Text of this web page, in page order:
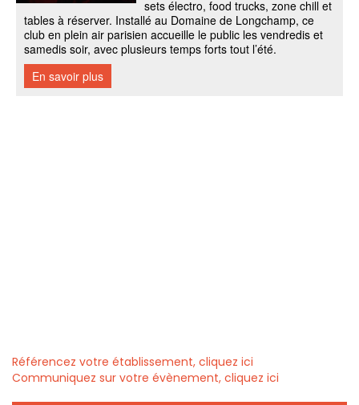
Référencez votre établissement, cliquez ici
Communiquez sur votre évènement, cliquez ici